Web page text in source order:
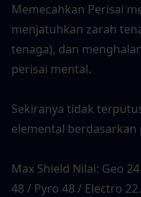
Memecahkan Perisai
menjatuhkan zarah
tenaga), dan
perisai mental.
Sekiranya tidak
elemental berdasarkan
Max Shield Nilai: Geo
48 / Pyro 48 / Electro